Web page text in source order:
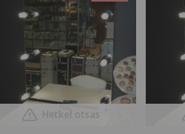
Hetkel otsas